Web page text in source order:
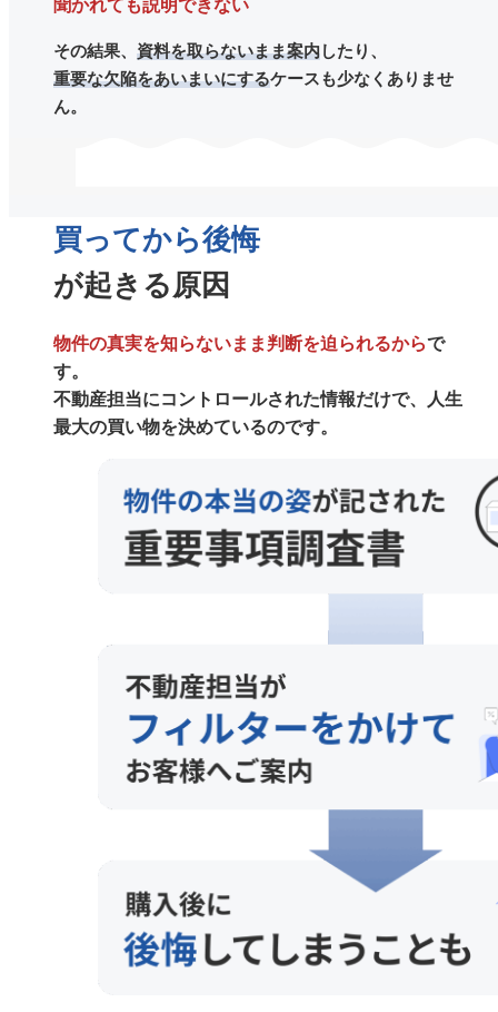
聞かれても説明できない
その結果、 資料を取らないまま案内したり、
重要な欠陥をあいまいにするケースも少なくありませ
ん。
買ってから後悔
が起きる原因
物件の真実を知らないまま判断を迫られるからで
す。
不動産担当にコントロールされた情報だけで、人生
最大の買い物を決めているのです。